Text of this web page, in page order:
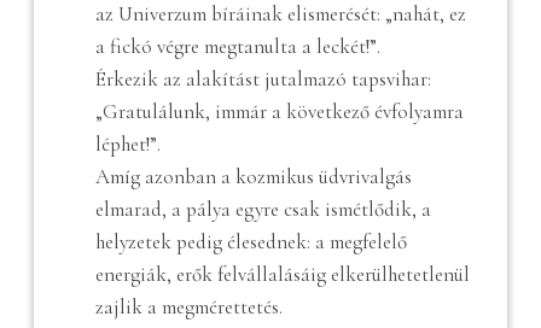
az Univerzum bíráinak elismerését: „nahát, ez
a fickó végre megtanulta a leckét!”.
Érkezik az alakítást jutalmazó tapsvihar:
„Gratulálunk, immár a következő évfolyamra
léphet!”.
Amíg azonban a kozmikus üdvrivalgás
elmarad, a pálya egyre csak ismétlődik, a
helyzetek pedig élesednek: a megfelelő
energiák, erők felvállalásáig elkerülhetetlenül
zajlik a megmérettetés.